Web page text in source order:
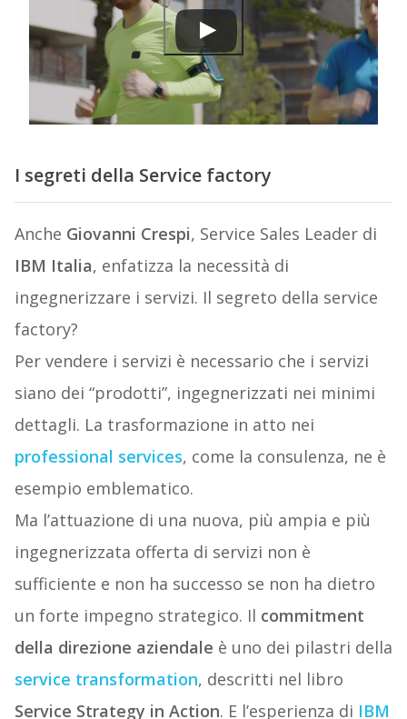
I segreti della Service factory
Anche Giovanni Crespi, Service Sales Leader di
IBM Italia, enfatizza la necessità di
ingegnerizzare i servizi. Il segreto della service
factory?
Per vendere i servizi è necessario che i servizi
siano dei “prodotti”, ingegnerizzati nei minimi
dettagli. La trasformazione in atto nei
professional services, come la consulenza, ne è
esempio emblematico.
Ma l’attuazione di una nuova, più ampia e più
ingegnerizzata offerta di servizi non è
sufficiente e non ha successo se non ha dietro
un forte impegno strategico. Il commitment
della direzione aziendale è uno dei pilastri della
service transformation, descritti nel libro
Service Strategy in Action. E l’esperienza di IBM